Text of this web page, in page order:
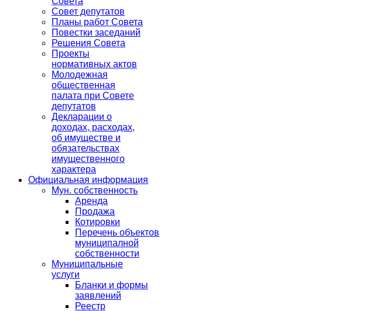
Совет депутатов
Планы работ Совета
Повестки заседаний
Решения Совета
Проекты
нормативных актов
Молодежная
общественная
палата при Совете
депутатов
Декларации о
доходах, расходах,
об имуществе и
обязательствах
имущественного
характера
Официальная информация
Мун. собственность
Аренда
Продажа
Котировки
Перечень объектов
муниципалной
собственности
Муниципальные
услуги
Бланки и формы
заявлений
Реестр